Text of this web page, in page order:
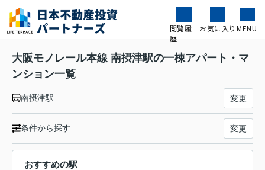
閲覧履
歴
お気に入り MENU
大阪モノレール本線 南摂津駅の一棟アパート・マ
ンション一覧
南摂津駅 変更
条件から探す 変更
おすすめの駅